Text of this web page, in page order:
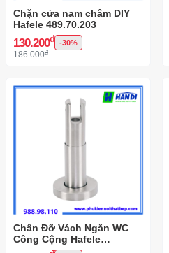
Chặn cửa nam châm DIY
Hafele 489.70.203
130.200đ -30%
186.000đ
Chân Đỡ Vách Ngăn WC
Công Cộng Hafele
988.98.110